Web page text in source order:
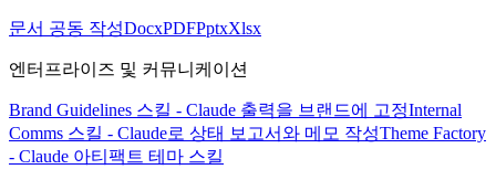
문서 공동 작성DocxPDFPptxXlsx
엔터프라이즈 및 커뮤니케이션
Brand Guidelines 스킬 - Claude 출력을 브랜드에 고정Internal
Comms 스킬 - Claude로 상태 보고서와 메모 작성Theme Factory
- Claude 아티팩트 테마 스킬